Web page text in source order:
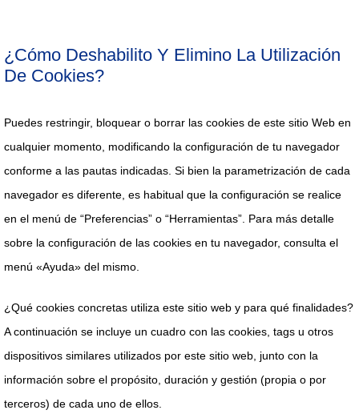
¿Cómo Deshabilito Y Elimino La Utilización
De Cookies?
Puedes restringir, bloquear o borrar las cookies de este sitio Web en
cualquier momento, modificando la configuración de tu navegador
conforme a las pautas indicadas. Si bien la parametrización de cada
navegador es diferente, es habitual que la configuración se realice
en el menú de “Preferencias” o “Herramientas”. Para más detalle
sobre la configuración de las cookies en tu navegador, consulta el
menú «Ayuda» del mismo.
¿Qué cookies concretas utiliza este sitio web y para qué finalidades?
A continuación se incluye un cuadro con las cookies, tags u otros
dispositivos similares utilizados por este sitio web, junto con la
información sobre el propósito, duración y gestión (propia o por
terceros) de cada uno de ellos.